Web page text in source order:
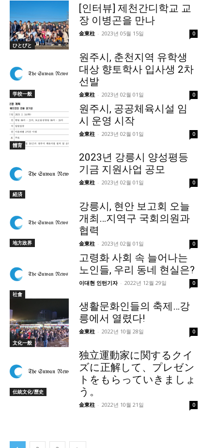
ひとびと
[인터뷰] 제천간디학교 교
장 이병곤을 만나
金東柱 - 2023년 05월 15일 0
学校一般
원주시, 춘천지역 유학생
대상 향토학사 입사생 2차
선발
金東柱 - 2023년 02월 01일 0
體育
원주시, 공공체육시설 임
시 운영 시작
金東柱 - 2023년 02월 01일 0
経済
2023년 강릉시 양성평등
기금 지원사업 공모
金東柱 - 2023년 02월 01일 0
地方政界
강릉시, 현안 보고회 오늘
개최…지역구 국회의원과
협력
金東柱 - 2023년 02월 01일 0
社會
고령화 사회 속 늘어나는
노인들, 우리 동네 현실은?
이대현 인턴기자 - 2022년 12월 29일 0
文化一般
생활문화인들의 축제…강
릉에서 열렸다!
金東柱 - 2022년 10월 28일 0
伝統文化/歷史
独立運動家に関するクイ
ズに正解して、プレゼン
トをもらっていきましょ
う。
金東柱 - 2022년 10월 21일 0